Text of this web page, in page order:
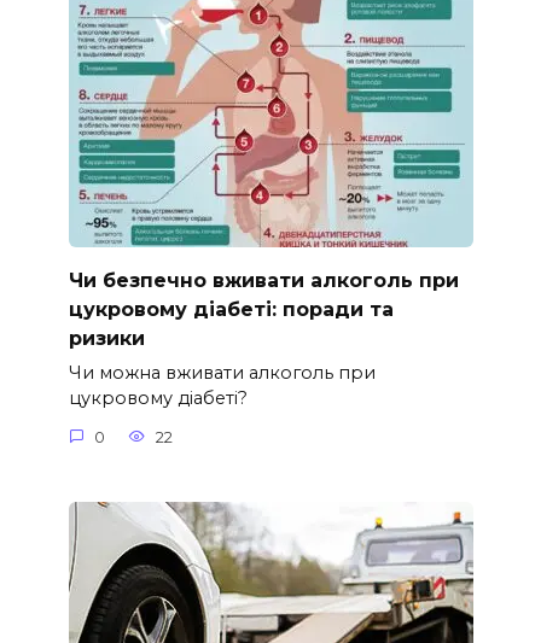
Чи безпечно вживати алкоголь при
цукровому діабеті: поради та
ризики
Чи можна вживати алкоголь при
цукровому діабеті?
0 22